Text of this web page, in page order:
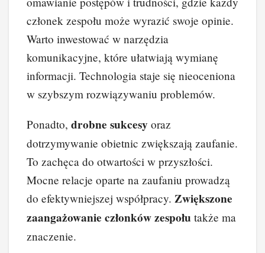
członek zespołu może wyrazić swoje opinie.
Warto inwestować w narzędzia
komunikacyjne, które ułatwiają wymianę
informacji. Technologia staje się nieoceniona
w szybszym rozwiązywaniu problemów.
Ponadto, drobne sukcesy oraz
dotrzymywanie obietnic zwiększają zaufanie.
To zachęca do otwartości w przyszłości.
Mocne relacje oparte na zaufaniu prowadzą
do efektywniejszej współpracy. Zwiększone
zaangażowanie członków zespołu także ma
znaczenie.